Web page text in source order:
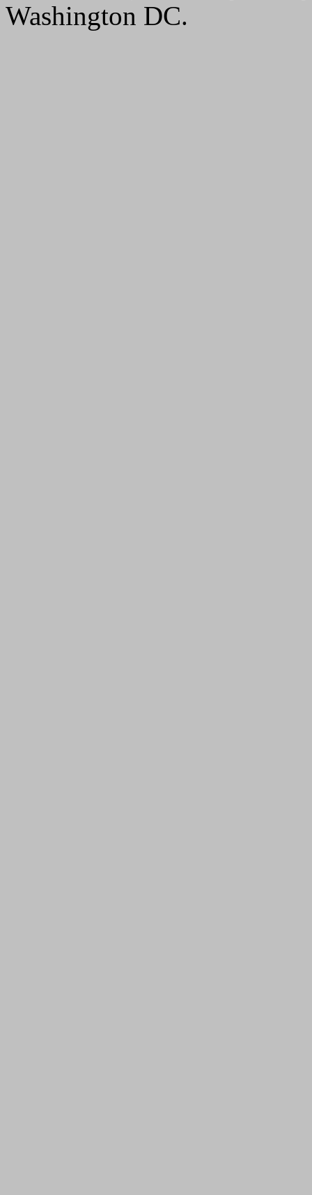
Washington DC.